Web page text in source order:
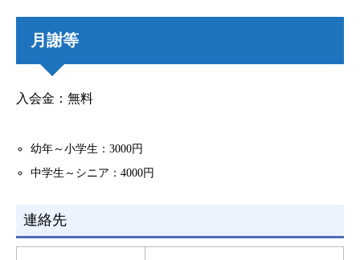
月謝等
入会金：無料
幼年～小学生：3000円
中学生～シニア：4000円
連絡先